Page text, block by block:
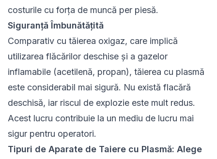
costurile cu forța de muncă per piesă.
Siguranță Îmbunătățită
Comparativ cu tăierea oxigaz, care implică
utilizarea flăcărilor deschise și a gazelor
inflamabile (acetilenă, propan), tăierea cu plasmă
este considerabil mai sigură. Nu există flacără
deschisă, iar riscul de explozie este mult redus.
Acest lucru contribuie la un mediu de lucru mai
sigur pentru operatori.
Tipuri de Aparate de Taiere cu Plasmă: Alege